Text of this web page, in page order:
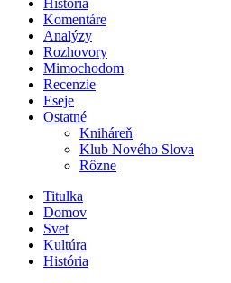
História
Komentáre
Analýzy
Rozhovory
Mimochodom
Recenzie
Eseje
Ostatné
Kniháreň
Klub Nového Slova
Rôzne
Titulka
Domov
Svet
Kultúra
História